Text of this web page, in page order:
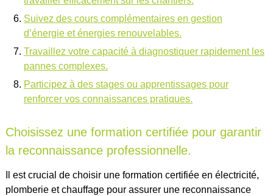
Suivez des cours complémentaires en gestion
d’énergie et énergies renouvelables.
Travaillez votre capacité à diagnostiquer rapidement les
pannes complexes.
Participez à des stages ou apprentissages pour
renforcer vos connaissances pratiques.
Choisissez une formation certifiée pour garantir
la reconnaissance professionnelle.
Il est crucial de choisir une formation certifiée en électricité,
plomberie et chauffage pour assurer une reconnaissance